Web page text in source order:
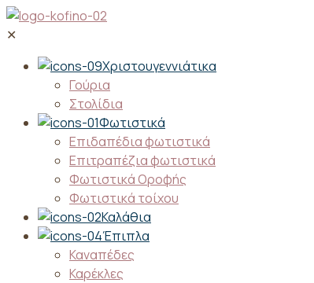
✕
Χριστουγεννιάτικα
Γούρια
Στολίδια
Φωτιστικά
Επιδαπέδια φωτιστικά
Επιτραπέζια φωτιστικά
Φωτιστικά Οροφής
Φωτιστικά τοίχου
Καλάθια
Έπιπλα
Καναπέδες
Καρέκλες